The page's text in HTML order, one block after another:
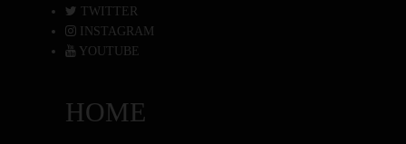
TWITTER
INSTAGRAM
YOUTUBE
HOME